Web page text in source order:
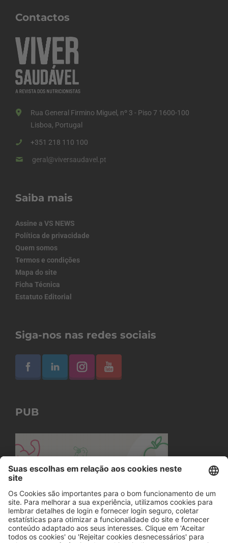
Contactos
Rua General Firmino Miguel, nº 3 - Piso 7 1600-100
Lisboa, Portugal
+351 218 110 100
geral@viversaudavel.pt
Saiba mais
Assine a VS NEWS
Política de privacidade
Quem somos
Termos e condições
Mapa do site
Ficha Técnica
Estatuto Editorial
Siga-nos nas redes sociais
PUB